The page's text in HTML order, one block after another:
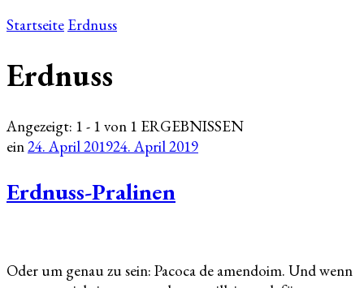
Startseite Erdnuss
Erdnuss
Angezeigt: 1 - 1 von 1 ERGEBNISSEN
ein24. April 201924. April 2019
Erdnuss-Pralinen
Oder um genau zu sein: Pacoca de amendoim. Und wenn